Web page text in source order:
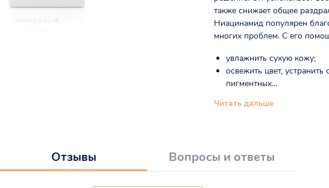
также снижает общее
Ниацинамид популярен
многих проблем. С его
увлажнить сухую кожу;
освежить цвет, устранить
пигментных...
Читать дальше
Отзывы Вопросы и ответы